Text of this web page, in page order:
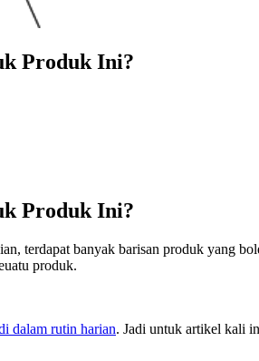
Produk Ini?
Produk Ini?
terdapat banyak barisan produk yang
produk.
dalam rutin harian. Jadi untuk artikel kali